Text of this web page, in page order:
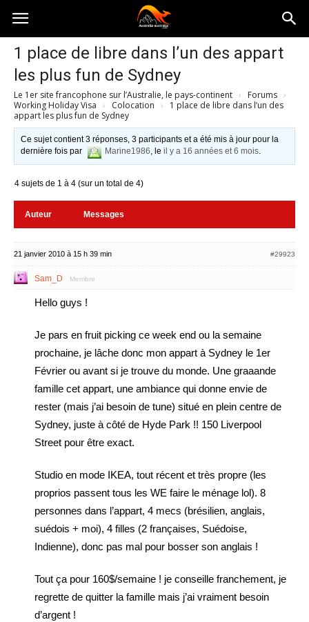
Australia-
australie.com
1 place de libre dans l’un des appart
les plus fun de Sydney
Le 1er site francophone sur l’Australie, le pays-continent › Forums ›
Working Holiday Visa › Colocation ›
1 place de libre dans l’un des
appart les plus fun de Sydney
Ce sujet contient 3 réponses, 3 participants et a été mis à jour pour la
dernière fois par
Marine1986, leil y a 16 années et 6 mois.
4 sujets de 1 à 4 (sur un total de 4)
Auteur Messages
21 janvier 2010 à 15 h 39 min #29923
Sam_D Membre
Hello guys !
Je pars en fruit picking ce week end ou la semaine
prochaine, je lâche donc mon appart à Sydney le 1er
Février ou avant si je trouve du monde. Une graaande
famille cet appart, une ambiance qui donne envie de
rester (mais j’ai besoin de tune) situé en plein centre de
Sydney, juste à côté de Hyde Park !! 150 Liverpool
Street pour être exact.
Studio en mode IKEA, tout récent et très propre (les
proprios passent tous les WE faire le ménage lol). 8
personnes dans l’appart, 4 mecs (brésilien, anglais,
suédois + moi), 4 filles (2 françaises, Suédoise,
Indienne), donc pas mal pour bosser son anglais !
Tout ça pour 160$/semaine ! je conseille franchement, je
regrette de quitter la famille mais j’ai vraiment besoin
d’argent !